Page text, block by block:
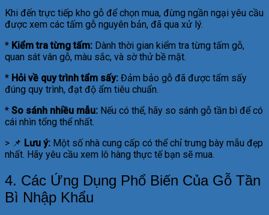
Khi đến trực tiếp kho gỗ để chọn mua, đừng ngần ngại yêu cầu
được xem các tấm gỗ nguyên bản, đã qua xử lý.
* Kiểm tra từng tấm: Dành thời gian kiểm tra từng tấm gỗ,
quan sát vân gỗ, màu sắc, và sờ thử bề mặt.
* Hỏi về quy trình tẩm sấy: Đảm bảo gỗ đã được tẩm sấy
đúng quy trình, đạt độ ẩm tiêu chuẩn.
* So sánh nhiều mẫu: Nếu có thể, hãy so sánh gỗ tần bì để có
cái nhìn tổng thể nhất.
> 📌 Lưu ý: Một số nhà cung cấp có thể chỉ trưng bày mẫu đẹp
nhất. Hãy yêu cầu xem lô hàng thực tế bạn sẽ mua.
4. Các Ứng Dụng Phổ Biến Của Gỗ Tần
Bì Nhập Khẩu